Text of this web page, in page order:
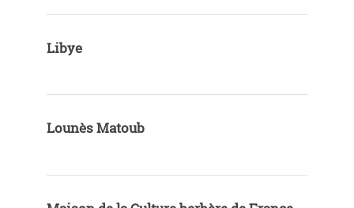
Libye
Lounès Matoub